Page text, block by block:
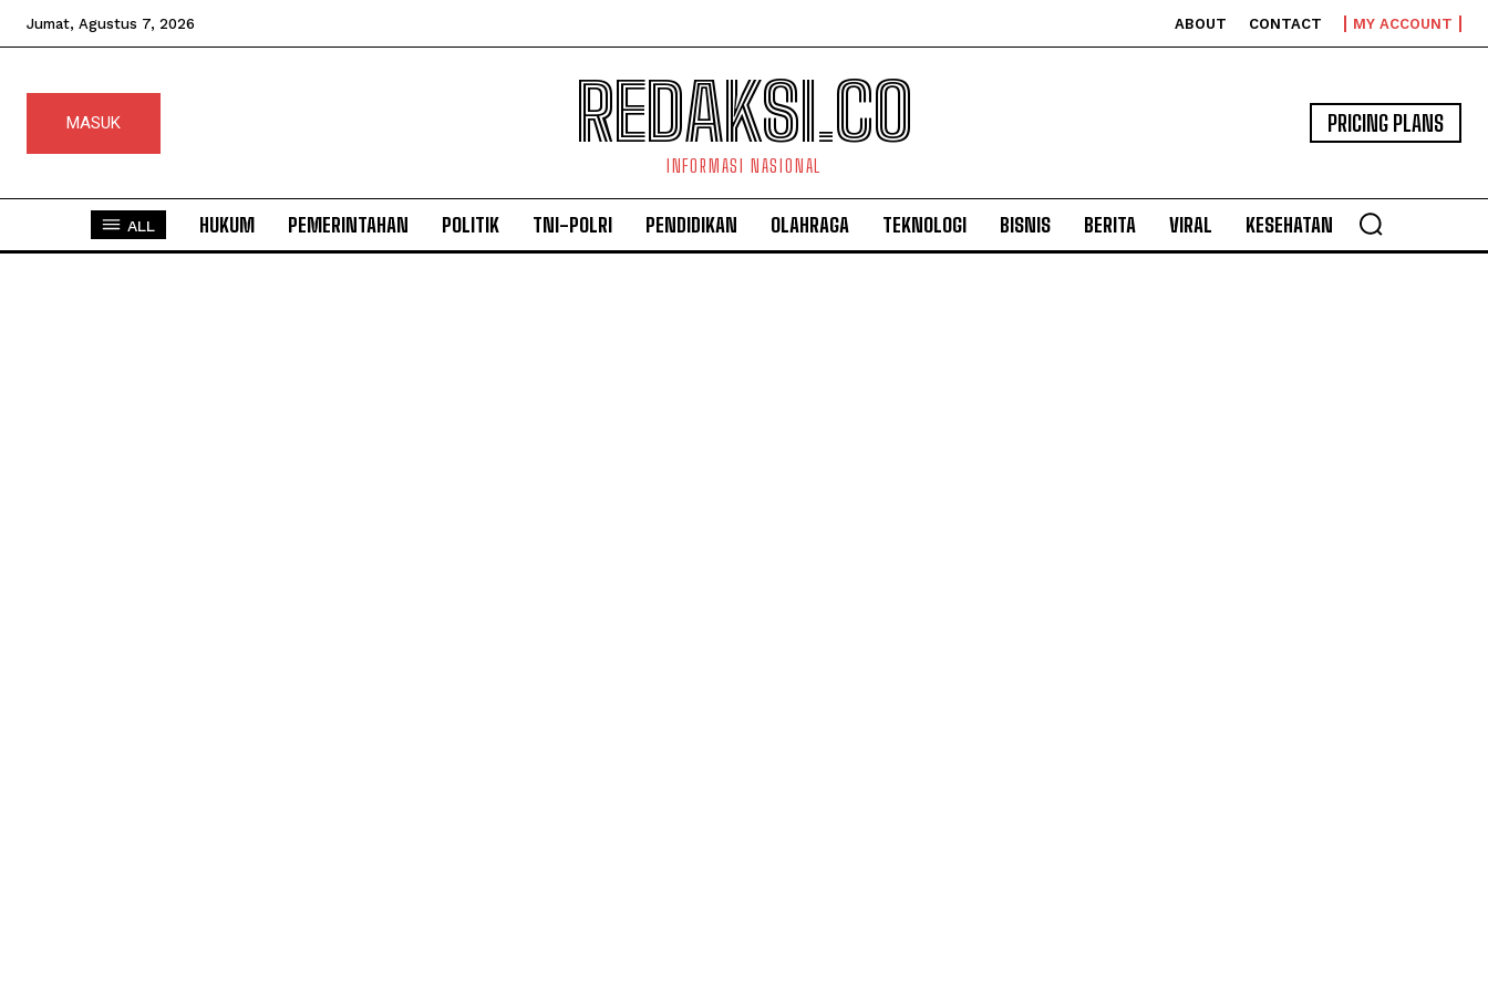
Jumat, Agustus 7, 2026 ABOUT CONTACT MY ACCOUNT
MASUK REDAKSI.CO
INFORMASI NASIONAL
PRICING PLANS
ALL HUKUM PEMERINTAHAN POLITIK TNI-POLRI PENDIDIKAN OLAHRAGA TEKNOLOGI BISNIS BERITA VIRAL KESEHATAN